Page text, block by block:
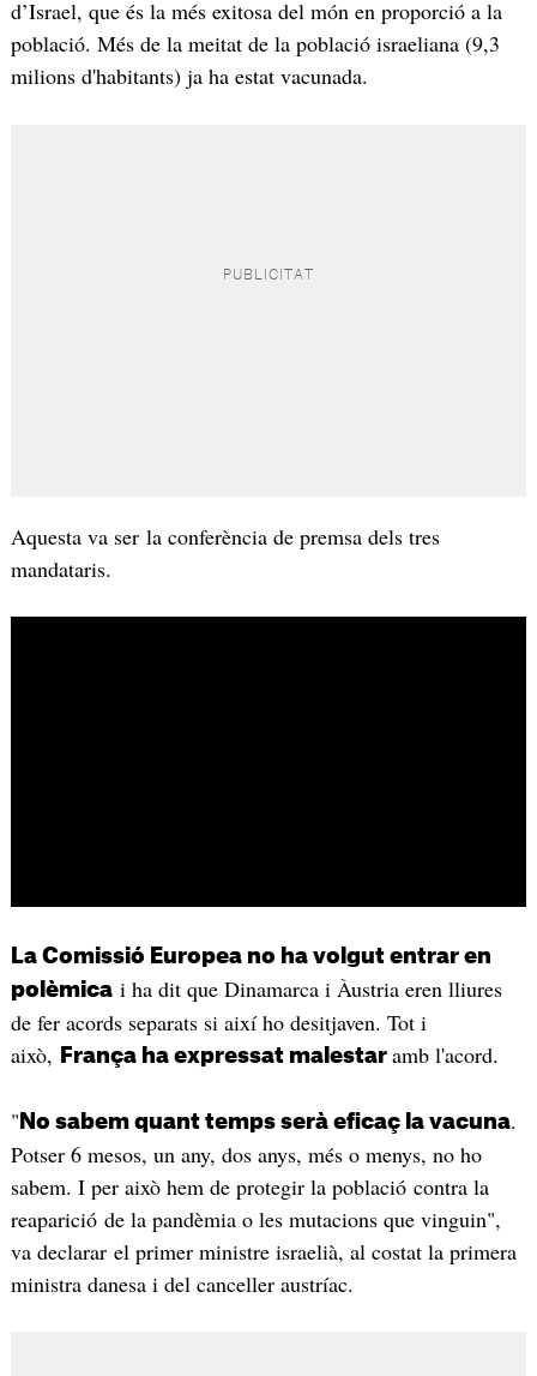
d’Israel, que és la més exitosa del món en proporció a la
població. Més de la meitat de la població israeliana (9,3
milions d'habitants) ja ha estat vacunada.
Aquesta va ser la conferència de premsa dels tres
mandataris.
La Comissió Europea no ha volgut entrar en
polèmicai ha dit que Dinamarca i Àustria eren lliures
de fer acords separats si així ho desitjaven. Tot i
això,
França ha expressat malestar amb l'acord.
" No sabem quant temps serà eficaç la vacuna.
Potser 6 mesos, un any, dos anys, més o menys, no ho
sabem. I per això hem de protegir la població contra la
reaparició de la pandèmia o les mutacions que vinguin",
va declarar el primer ministre israelià, al costat la primera
ministra danesa i del canceller austríac.